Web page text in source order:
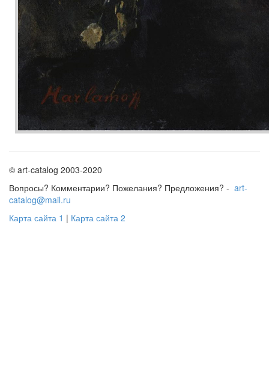
© art-catalog 2003-2020
Вопросы? Комментарии? Пожелания? Предложения? - art-
catalog@mail.ru
Карта сайта 1 | Карта сайта 2